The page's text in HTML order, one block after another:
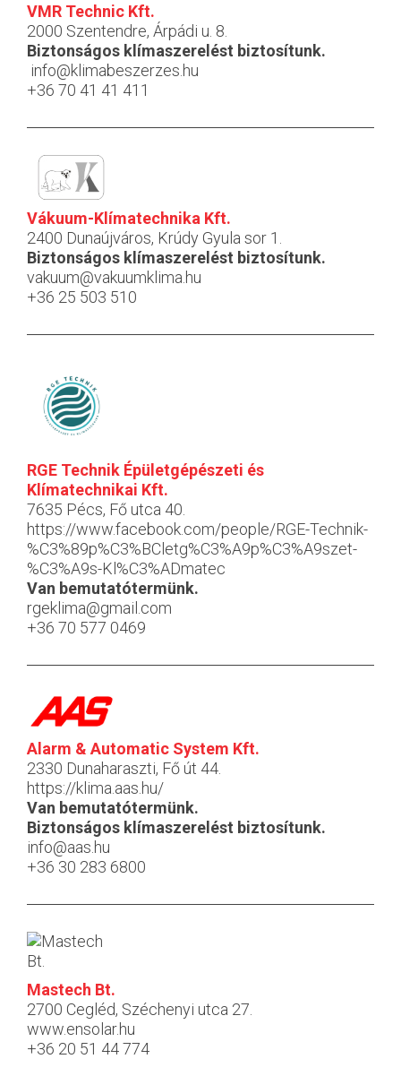
VMR Technic Kft.
2000 Szentendre, Árpádi u. 8.
Biztonságos klímaszerelést biztosítunk.
info@klimabeszerzes.hu
+36 70 41 41 411
Vákuum-Klímatechnika Kft.
2400 Dunaújváros, Krúdy Gyula sor 1.
Biztonságos klímaszerelést biztosítunk.
vakuum@vakuumklima.hu
+36 25 503 510
RGE Technik Épületgépészeti és
Klímatechnikai Kft.
7635 Pécs, Fő utca 40.
https://www.facebook.com/people/RGE-Technik-
%C3%89p%C3%BCletg%C3%A9p%C3%A9szet-
%C3%A9s-Kl%C3%ADmatec
Van bemutatótermünk.
rgeklima@gmail.com
+36 70 577 0469
Alarm & Automatic System Kft.
2330 Dunaharaszti, Fő út 44.
https://klima.aas.hu/
Van bemutatótermünk.
Biztonságos klímaszerelést biztosítunk.
info@aas.hu
+36 30 283 6800
Mastech Bt.
2700 Cegléd, Széchenyi utca 27.
www.ensolar.hu
+36 20 51 44 774